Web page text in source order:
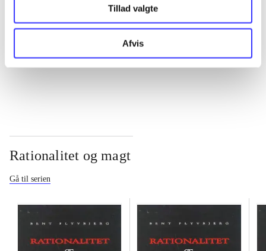
Tillad valgte
Afvis
...
Rationalitet og magt
Gå til serien